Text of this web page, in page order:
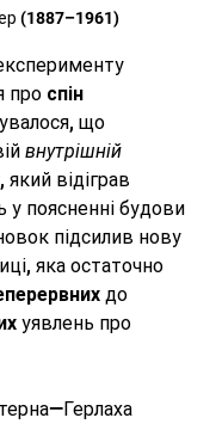
(1887–1961)
про спін
що
внутрішній
, який відіграв
у поясненні будови
підсилив нову
яка остаточно
до
уявлень про